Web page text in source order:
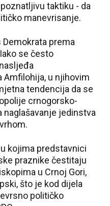
taktiku - da
manevrisanje.
prema
se često
Amfilohija, u njihovim
tendencija da se
crnogorsko-
naglašavanje jedinstva
kojima predstavnici
praznike čestitaju
u Crnoj Gori,
što je kod dijela
političko